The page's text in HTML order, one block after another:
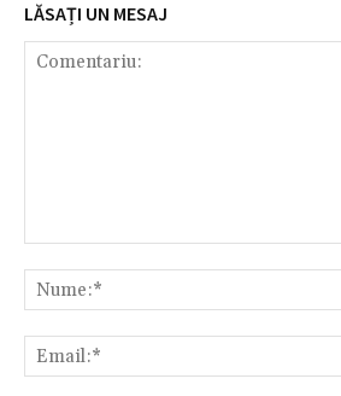
LĂSAȚI UN MESAJ